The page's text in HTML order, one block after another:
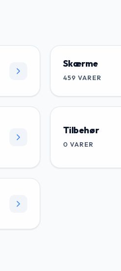
Skærme
459 VARER
Tilbehør
0 VARER